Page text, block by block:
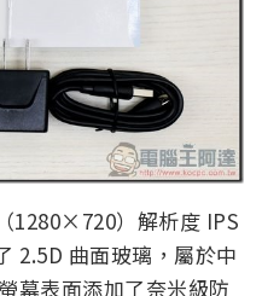
1280×720）解析度 IPS
2.5D 曲面玻璃，屬於中
幕表面添加了奈米級防